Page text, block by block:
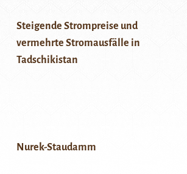
Steigende Strompreise und
vermehrte Stromausfälle in
Tadschikistan
Nurek-Staudamm